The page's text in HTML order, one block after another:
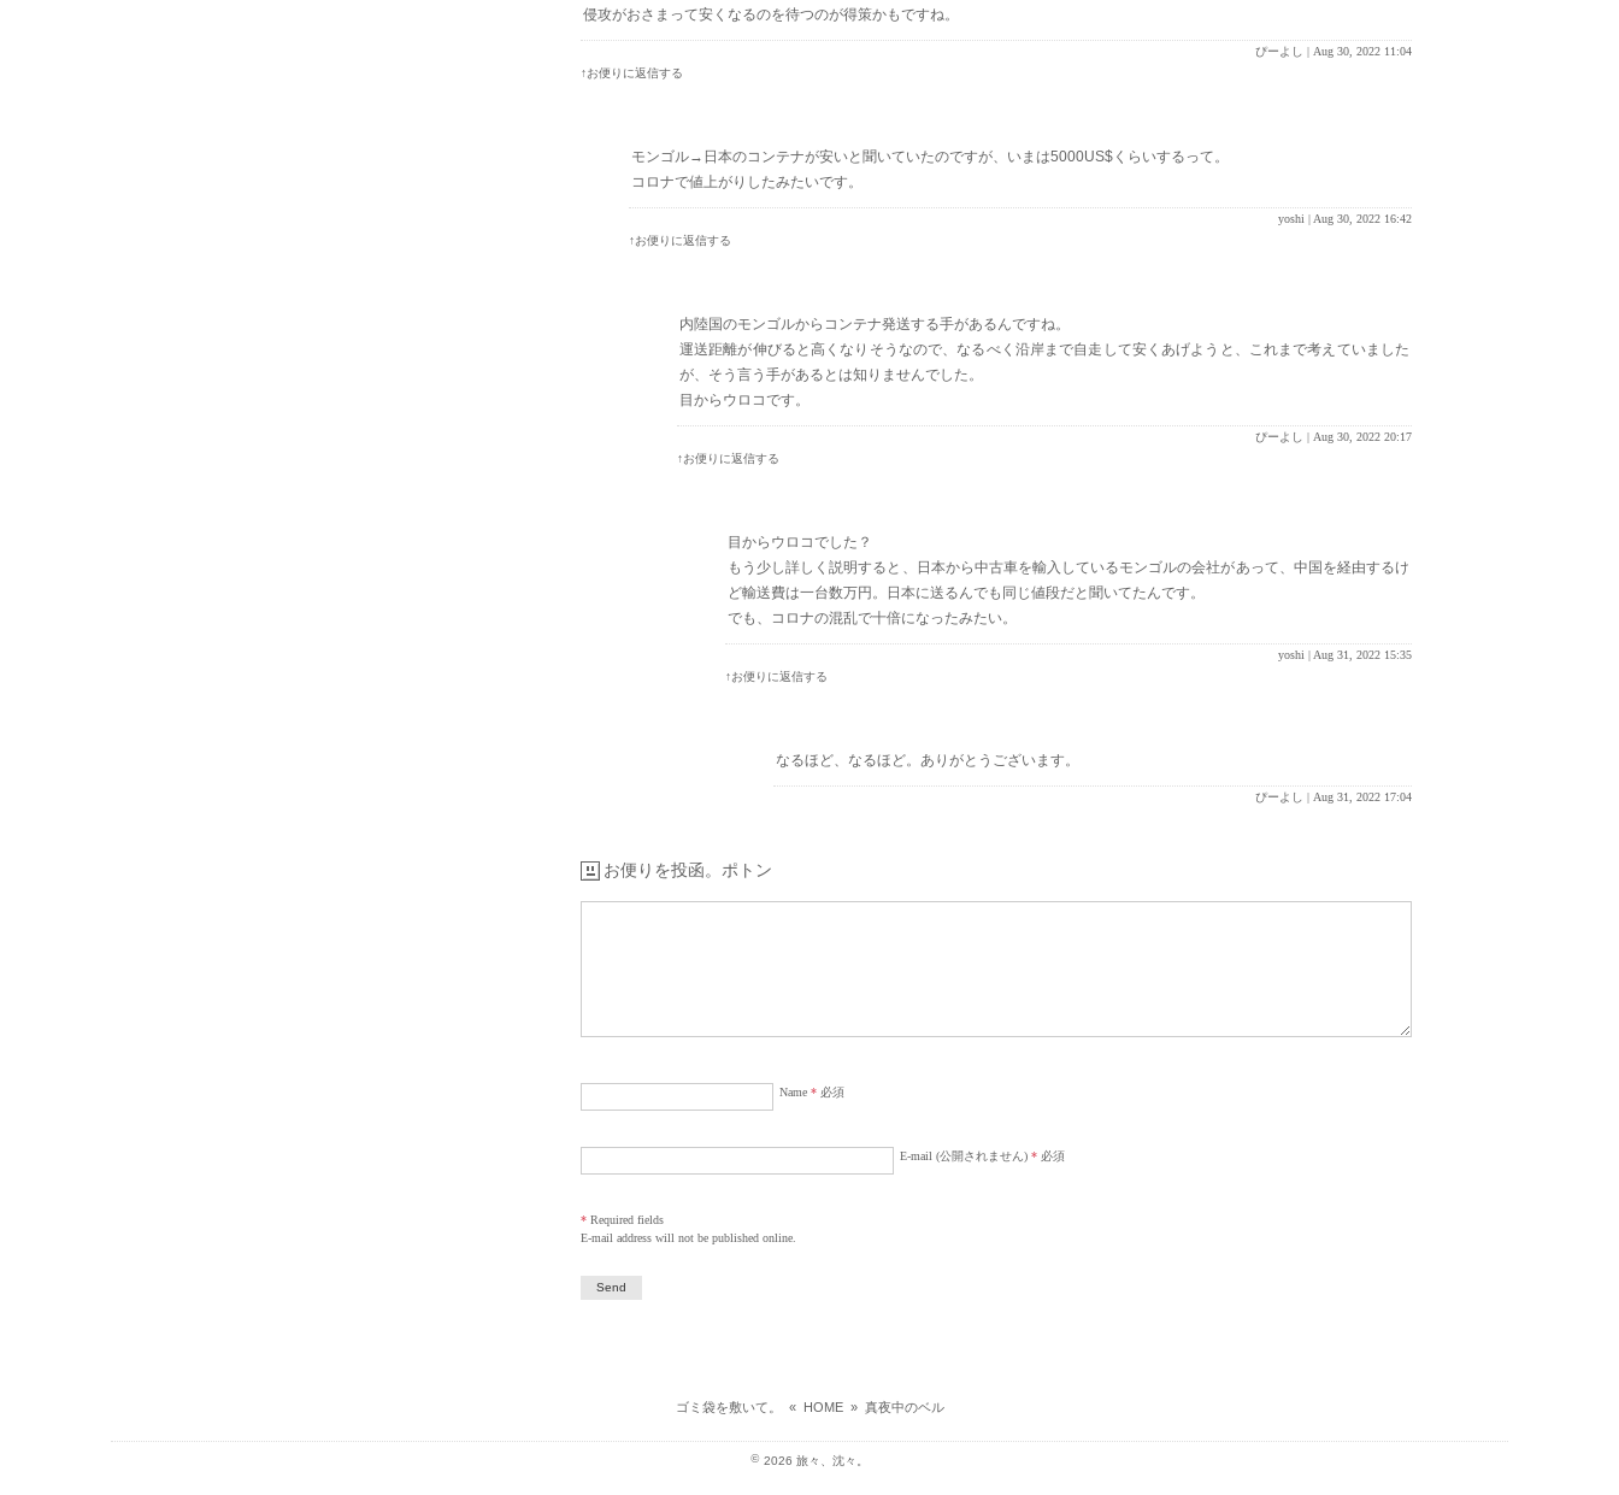
侵攻がおさまって安くなるのを待つのが得策かもですね。
ぴーよし | Aug 30, 2022 11:04
↑お便りに返信する
モンゴル→日本のコンテナが安いと聞いていたのですが、いまは5000US$くらいするって。
コロナで値上がりしたみたいです。
yoshi | Aug 30, 2022 16:42
↑お便りに返信する
内陸国のモンゴルからコンテナ発送する手があるんですね。
運送距離が伸びると高くなりそうなので、なるべく沿岸まで自走して安くあげようと、これまで考えていました
が、そう言う手があるとは知りませんでした。
目からウロコです。
ぴーよし | Aug 30, 2022 20:17
↑お便りに返信する
目からウロコでした？
もう少し詳しく説明すると、日本から中古車を輸入しているモンゴルの会社があって、中国を経由するけ
ど輸送費は一台数万円。日本に送るんでも同じ値段だと聞いてたんです。
でも、コロナの混乱で十倍になったみたい。
yoshi | Aug 31, 2022 15:35
↑お便りに返信する
なるほど、なるほど。ありがとうございます。
ぴーよし | Aug 31, 2022 17:04
お便りを投函。ポトン
Name * 必須
E-mail (公開されません) * 必須
* Required fields
E-mail address will not be published online.
ゴミ袋を敷いて。 « HOME» 真夜中のベル
© 2026 旅々、沈々。